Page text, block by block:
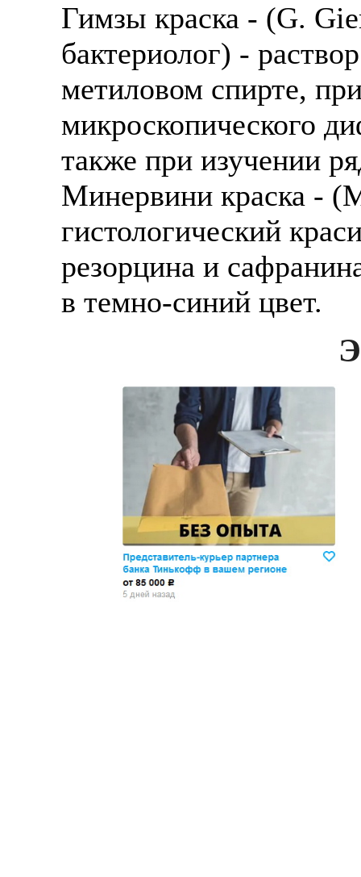
Гимзы краска - (G.
бактериолог) -
метиловом спирте,
микроскопического
также при изучении
Минервини краска -
гистологический
резорцина и
в темно-синий цвет.